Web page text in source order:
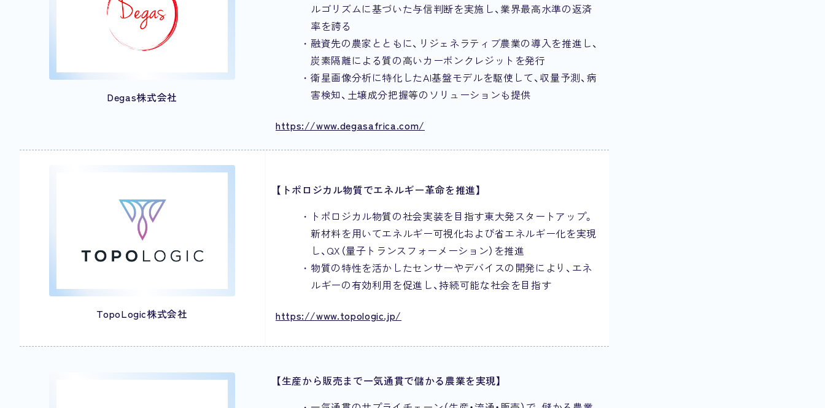
Degas株式会社
ルゴリズムに基づいた与信判断を実施し、業界最高水準の返済
率を誇る
融資先の農家とともに、リジェネラティブ農業の導入を推進し、
炭素隔離による質の高いカーボンクレジットを発行
衛星画像分析に特化したAI基盤モデルを駆使して、収量予測、病
害検知、土壌成分把握等のソリューションも提供
https://www.degasafrica.com/
TopoLogic株式会社
【トポロジカル物質でエネルギー革命を推進】
トポロジカル物質の社会実装を目指す東大発スタートアップ。
新材料を用いてエネルギー可視化および省エネルギー化を実現
し、QX（量子トランスフォーメーション）を推進
物質の特性を活かしたセンサーやデバイスの開発により、エネ
ルギーの有効利用を促進し、持続可能な社会を目指す
https://www.topologic.jp/
【生産から販売まで一気通貫で儲かる農業を実現】